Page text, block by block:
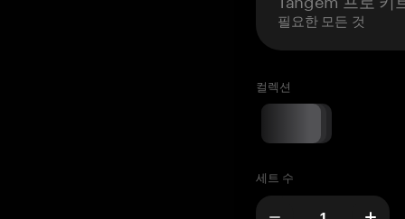
필요한 모든 것
컬렉션
세트 수